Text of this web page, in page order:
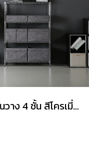
MZG ชั้นวาง 4 ชั้น สีโครเมี่ยม ขนาด 60x35x115 cm.